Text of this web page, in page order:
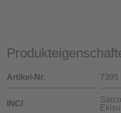
Artikel-Nr. 7395
INCI